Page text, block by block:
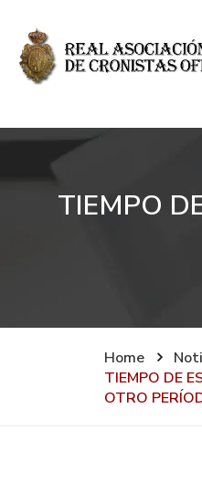
TIEMPO
Home
TIEMPO DE
OTRO